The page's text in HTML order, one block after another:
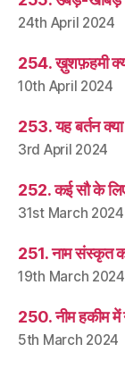
24th April 2024
254. ख़ुशफ़हमी
10th April 2024
253. यह बर्तन
3rd April 2024
252. कई सौ के
31st March 2024
251. नाम संस्कृत
19th March 2024
250. नीम हकीम में
5th March 2024